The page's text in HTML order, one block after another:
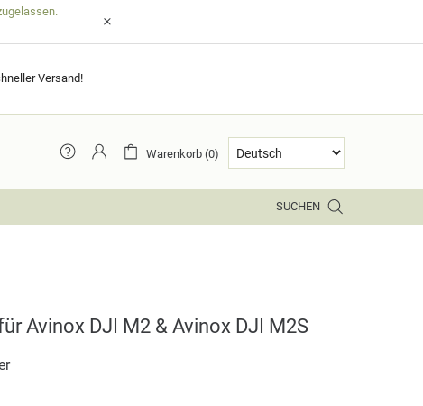
Versand!
Warenkorb (0)
SUCHEN
Avinox DJI M2 & Avinox DJI M2S